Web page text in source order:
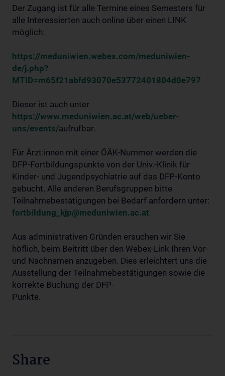
Der Zugang ist für alle Termine eines Semesters für
alle Interessierten auch online über einen LINK
möglich:
https://meduniwien.webex.com/meduniwien-
de/j.php?
MTID=m65f21abfd93070e53772401804d0e797
Dieser ist auch unter
https://www.meduniwien.ac.at/web/ueber-
uns/events/aufrufbar.
Für Ärzt:innen mit einer ÖÄK-Nummer werden die
DFP-Fortbildungspunkte von der Univ.-Klinik für
Kinder- und Jugendpsychiatrie auf das DFP-Konto
gebucht. Alle anderen Berufsgruppen bitte
Teilnahmebestätigungen bei Bedarf anfordern unter:
fortbildung_kjp@meduniwien.ac.at
Aus administrativen Gründen ersuchen wir Sie
höflich, beim Beitritt über den Webex-Link Ihren Vor-
und Nachnamen anzugeben. Dies erleichtert uns die
Ausstellung der Teilnahmebestätigungen sowie die
korrekte Buchung der DFP-
Punkte.
Share